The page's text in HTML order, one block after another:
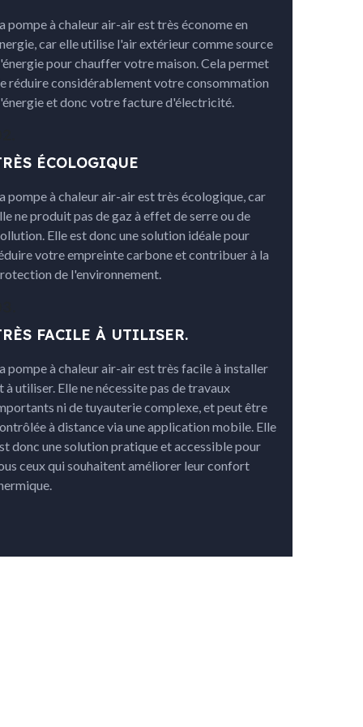
pompe à chaleur air-air est très économe en
car elle utilise l'air extérieur comme source
pour chauffer votre maison. Cela permet
réduire considérablement votre consommation
et donc votre facture d'électricité.
ÉCOLOGIQUE
pompe à chaleur air-air est très écologique, car
ne produit pas de gaz à effet de serre ou de
Elle est donc une solution idéale pour
votre empreinte carbone et contribuer à la
de l'environnement.
FACILE À UTILISER.
pompe à chaleur air-air est très facile à installer
à utiliser. Elle ne nécessite pas de travaux
ni de tuyauterie complexe, et peut être
à distance via une application mobile. Elle
donc une solution pratique et accessible pour
ceux qui souhaitent améliorer leur confort